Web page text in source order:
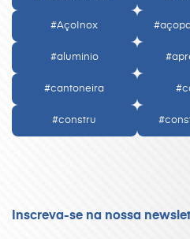
#AçoInox
#aluminio
#cantoneira
#constru
Inscreva-se na nossa